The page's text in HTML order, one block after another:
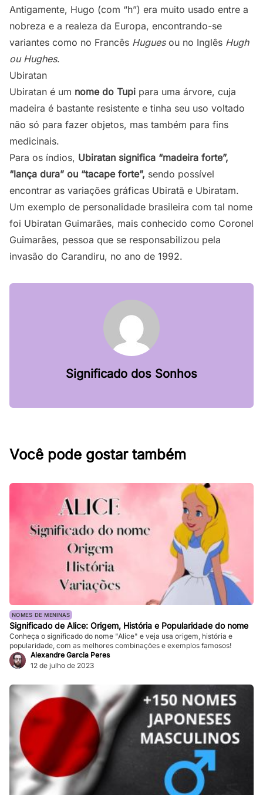
Antigamente, Hugo (com “h”) era muito usado entre a
nobreza e a realeza da Europa, encontrando-se
variantes como no Francês Huguesou no Inglês Hugh
ou Hughes.
Ubiratan
Ubiratan é um nome do Tupi para uma árvore, cuja
madeira é bastante resistente e tinha seu uso voltado
não só para fazer objetos, mas também para fins
medicinais.
Para os índios, Ubiratan significa “madeira forte”,
“lança dura” ou “tacape forte”, sendo possível
encontrar as variações gráficas Ubiratã e Ubiratam.
Um exemplo de personalidade brasileira com tal nome
foi Ubiratan Guimarães, mais conhecido como Coronel
Guimarães, pessoa que se responsabilizou pela
invasão do Carandiru, no ano de 1992.
Significado dos Sonhos
Você pode gostar também
NOMES DE MENINAS
Significado de Alice: Origem, História e Popularidade do nome
Conheça o significado do nome "Alice" e veja usa origem, história e
popularidade, com as melhores combinações e exemplos famosos!
Alexandre Garcia Peres
12 de julho de 2023